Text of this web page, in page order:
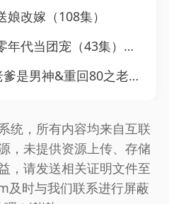
改嫁（108集）
宠（43集）黄靖＆傅靖涵
80之老爹是男神（49集）鞠雯兮&瓜瓜
统，所有内容均来自互联
，未提供资源上传、存储
，请发送相关证明文件至
及时与我们联系进行屏蔽